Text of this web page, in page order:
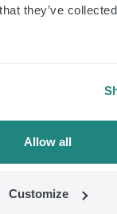
they’ve
Allow all
Customize
tablet